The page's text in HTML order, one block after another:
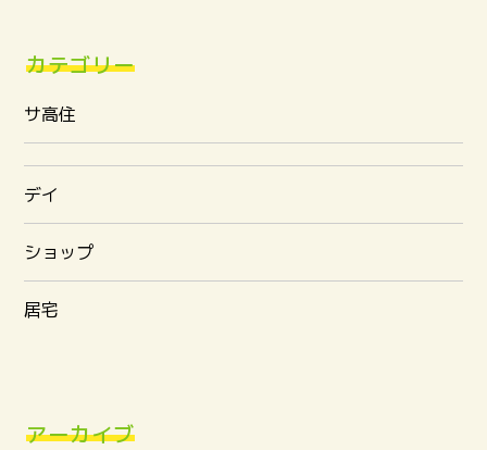
カテゴリー
サ高住
デイ
ショップ
居宅
アーカイブ